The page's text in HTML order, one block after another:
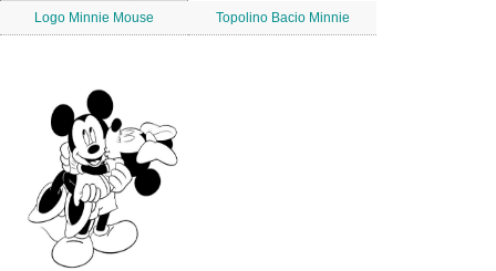
Logo Minnie Mouse Topolino Bacio Minnie